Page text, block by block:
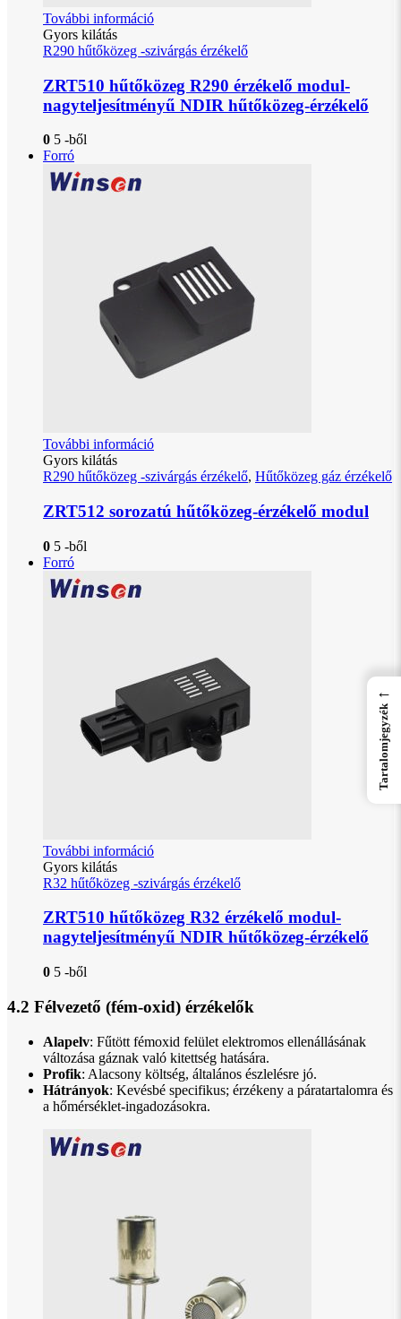
További információ
Gyors kilátás
R290 hűtőközeg -szivárgás érzékelő
ZRT510 hűtőközeg R290 érzékelő modul-
nagyteljesítményű NDIR hűtőközeg-érzékelő
0 5 -ből
Forró
További információ
Gyors kilátás
R290 hűtőközeg -szivárgás érzékelő, Hűtőközeg gáz érzékelő
ZRT512 sorozatú hűtőközeg-érzékelő modul
0 5 -ből
Forró
További információ
Gyors kilátás
R32 hűtőközeg -szivárgás érzékelő
ZRT510 hűtőközeg R32 érzékelő modul-
nagyteljesítményű NDIR hűtőközeg-érzékelő
0 5 -ből
4.2 Félvezető (fém-oxid) érzékelők
Alapelv: Fűtött fémoxid felület elektromos ellenállásának
változása gáznak való kitettség hatására.
Profik: Alacsony költség, általános észlelésre jó.
Hátrányok: Kevésbé specifikus; érzékeny a páratartalomra és
a hőmérséklet-ingadozásokra.
←
Tartalomjegyzék